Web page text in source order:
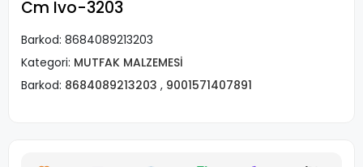
Cm Ivo-3203
Barkod: 8684089213203
Kategori: MUTFAK MALZEMESİ
Barkod: 8684089213203 , 9001571407891